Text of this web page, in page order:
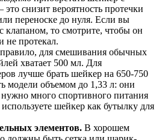
снизит вероятность протечки
переноске до нуля. Если вы
клапаном, то смотрите, чтобы он
не протекал.
для смешивания обычных
хватает 500 мл. Для
лучше брать шейкер на 650-750
модели объемом до 1,33 л: они
нужно много спортивного питания
шейкер как бутылку для
элементов. В хорошем